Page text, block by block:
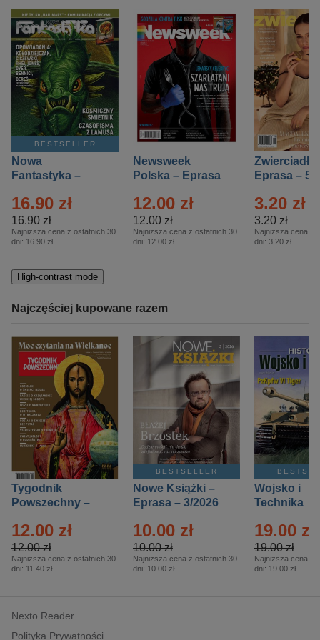
BESTSELLER
Nowa
Fantastyka –
16.90 zł
16.90 zł
Najniższa cena z ostatnich 30
dni: 16.90 zł
Newsweek
Polska – Eprasa
12.00 zł
12.00 zł
Najniższa cena z ostatnich 30
dni: 12.00 zł
Zwierciadło
Eprasa – 5/
3.20 zł
3.20 zł
Najniższa cena z
dni: 3.20 zł
High-contrast mode
Najczęściej kupowane razem
Tygodnik
Powszechny –
12.00 zł
12.00 zł
Najniższa cena z ostatnich 30
dni: 11.40 zł
BESTSELLER
Nowe Książki –
Eprasa – 3/2026
10.00 zł
10.00 zł
Najniższa cena z ostatnich 30
dni: 10.00 zł
Wojsko i
Technika
– 2/2026
19.00 zł
19.00 zł
Najniższa cena z
dni: 19.00 zł
Nexto Reader
Polityka Prywatności